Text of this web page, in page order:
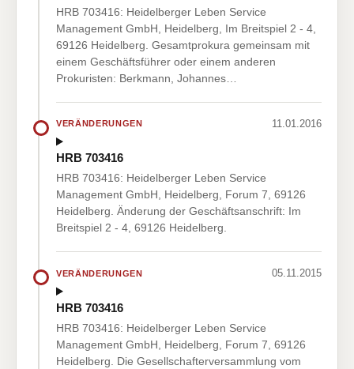
HRB 703416: Heidelberger Leben Service
Management GmbH, Heidelberg, Im Breitspiel 2 - 4,
69126 Heidelberg. Gesamtprokura gemeinsam mit
einem Geschäftsführer oder einem anderen
Prokuristen: Berkmann, Johannes…
VERÄNDERUNGEN 11.01.2016
HRB 703416
HRB 703416: Heidelberger Leben Service
Management GmbH, Heidelberg, Forum 7, 69126
Heidelberg. Änderung der Geschäftsanschrift: Im
Breitspiel 2 - 4, 69126 Heidelberg.
VERÄNDERUNGEN 05.11.2015
HRB 703416
HRB 703416: Heidelberger Leben Service
Management GmbH, Heidelberg, Forum 7, 69126
Heidelberg. Die Gesellschafterversammlung vom